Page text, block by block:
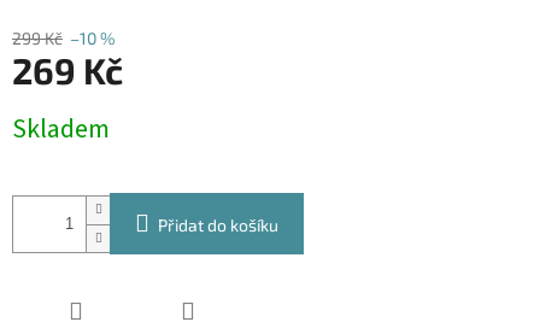
299 Kč –10 %
269 Kč
cena:
Skladem
Přidat do košíku